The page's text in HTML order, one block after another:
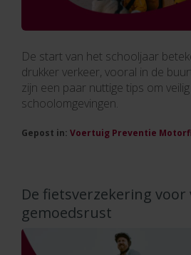
De start van het schooljaar
drukker verkeer, vooral in de
zijn een paar nuttige tips om
schoolomgevingen.
Gepost in: Voertuig Preventie
De fietsverzekering voor
gemoedsrust